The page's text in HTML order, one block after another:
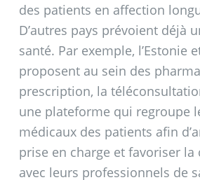
des patients en affection
D’autres pays prévoient déjà
santé. Par exemple, l’Estonie
proposent au sein des
prescription, la
une plateforme qui regroupe
médicaux des patients afin
prise en charge et favoriser
avec leurs professionnels de